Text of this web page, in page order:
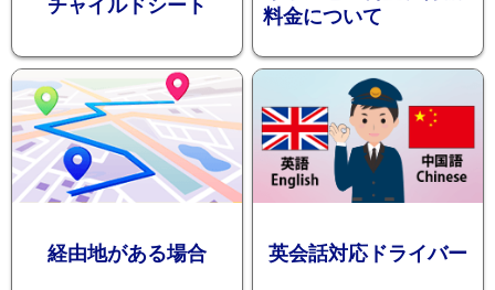
ン
チャイルドシート
料金について
経由地がある場合 英会話対応ドライバー